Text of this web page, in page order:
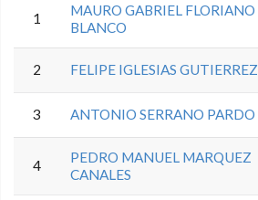
1
MAURO GABRIEL FLORIANO
BLANCO
2 FELIPE IGLESIAS GUTIERREZ
3 ANTONIO SERRANO PARDO
4
PEDRO MANUEL MARQUEZ
CANALES